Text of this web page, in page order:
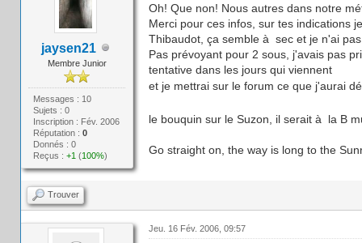
jaysen21
Membre Junior
Messages : 10
Sujets : 0
Inscription : Fév. 2006
Réputation :0
Donnés : 0
Reçus :+1 (100%)
Oh! Que non! Nous autres dans notre
Merci pour ces infos, sur tes indications
Thibaudot, ça semble à sec et je n'ai
Pas prévoyant pour 2 sous, j'avais pas
tentative dans les jours qui viennent
et je mettrai sur le forum ce que j'aurai
le bouquin sur le Suzon, il serait à la B
Go straight on, the way is long to the
Trouver
Jeu. 16 Fév. 2006, 09:57